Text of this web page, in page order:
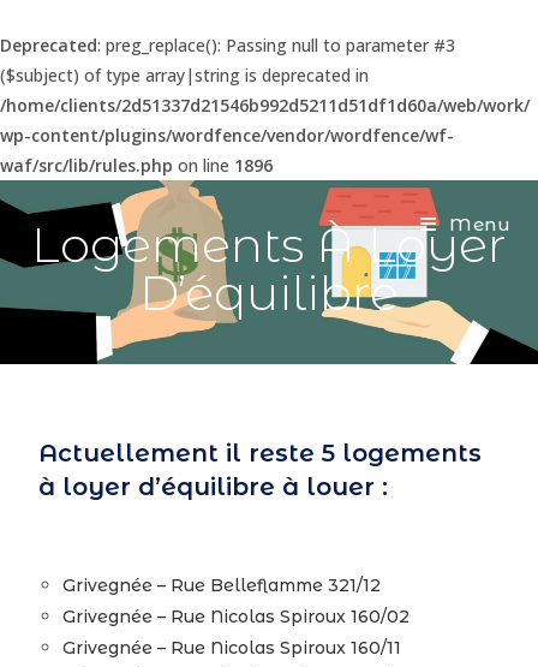
Deprecated: preg_replace(): Passing null to parameter #3
($subject) of type array|string is deprecated in
/home/clients/2d51337d21546b992d5211d51df1d60a/web/work/
wp-content/plugins/wordfence/vendor/wordfence/wf-
waf/src/lib/rules.php on line 1896
Menu
Logements À Loyer
D’équilibre
Actuellement il reste 5 logements
à loyer d’équilibre à louer :
Grivegnée – Rue Belleflamme 321/12
Grivegnée – Rue Nicolas Spiroux 160/02
Grivegnée – Rue Nicolas Spiroux 160/11